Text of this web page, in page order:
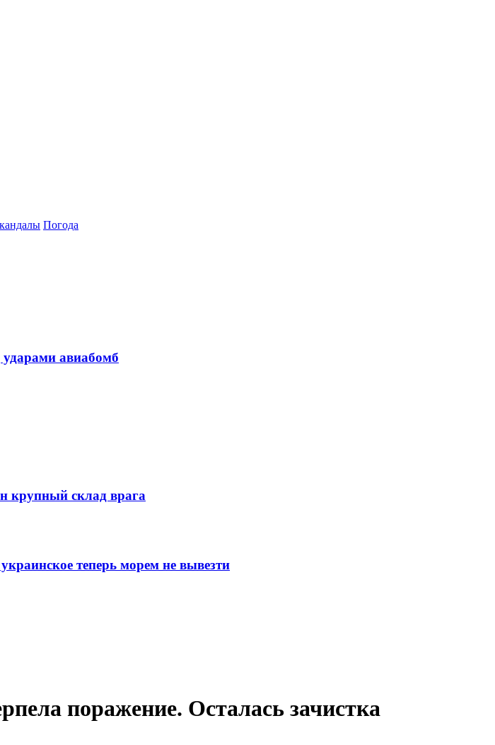
Погода
ударами авиабомб
крупный склад врага
теперь морем не вывезти
поражение. Осталась зачистка